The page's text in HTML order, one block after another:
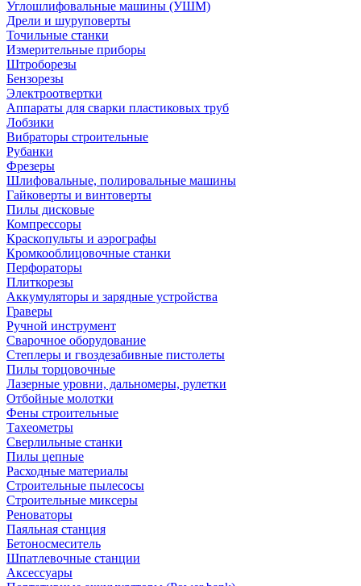
Углошлифовальные машины (УШМ)
Дрели и шуруповерты
Точильные станки
Измерительные приборы
Штроборезы
Бензорезы
Электроотвертки
Аппараты для сварки пластиковых труб
Лобзики
Вибраторы строительные
Рубанки
Фрезеры
Шлифовальные, полировальные машины
Гайковерты и винтоверты
Пилы дисковые
Компрессоры
Краскопульты и аэрографы
Кромкооблицовочные станки
Перфораторы
Плиткорезы
Аккумуляторы и зарядные устройства
Граверы
Ручной инструмент
Сварочное оборудование
Степлеры и гвоздезабивные пистолеты
Пилы торцовочные
Лазерные уровни, дальномеры, рулетки
Отбойные молотки
Фены строительные
Тахеометры
Сверлильные станки
Пилы цепные
Расходные материалы
Строительные пылесосы
Строительные миксеры
Реноваторы
Паяльная станция
Бетоносмеситель
Шпатлевочные станции
Аксессуары